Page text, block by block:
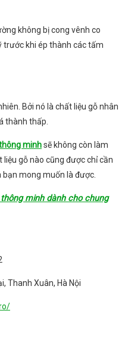
không bị cong vênh co
trước khi ép thành các tấm
Bởi nó là chất liệu gỗ nhân
thành thấp.
minhsẽ không còn làm
liệu gỗ nào cũng được chỉ cần
bạn mong muốn là được.
minh dành cho chung
Thanh Xuân, Hà Nội